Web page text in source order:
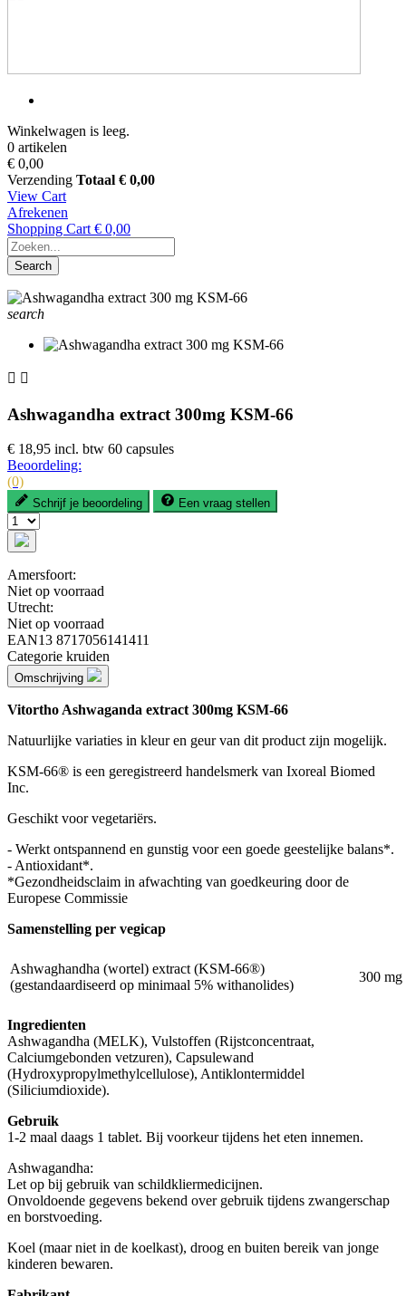
Winkelwagen is leeg.
0 artikelen
€ 0,00
Verzending Totaal € 0,00
View Cart
Afrekenen
Shopping Cart € 0,00
Search
search
 
Ashwagandha extract 300mg KSM-66
€ 18,95 incl. btw 60 capsules
Beoordeling:
(0)
Schrijf je beoordeling Een vraag stellen
Amersfoort:
Niet op voorraad
Utrecht:
Niet op voorraad
EAN13 8717056141411
Categorie kruiden
Omschrijving
Vitortho Ashwaganda extract 300mg KSM-66
Natuurlijke variaties in kleur en geur van dit product zijn mogelijk.
KSM-66® is een geregistreerd handelsmerk van Ixoreal Biomed
Inc.
Geschikt voor vegetariërs.
- Werkt ontspannend en gunstig voor een goede geestelijke balans*.
- Antioxidant*.
*Gezondheidsclaim in afwachting van goedkeuring door de
Europese Commissie
Samenstelling per vegicap
Ashwaghandha (wortel) extract (KSM-66®)
(gestandaardiseerd op minimaal 5% withanolides)
300 mg
Ingredienten
Ashwagandha (MELK), Vulstoffen (Rijstconcentraat,
Calciumgebonden vetzuren), Capsulewand
(Hydroxypropylmethylcellulose), Antiklontermiddel
(Siliciumdioxide).
Gebruik
1-2 maal daags 1 tablet. Bij voorkeur tijdens het eten innemen.
Ashwagandha:
Let op bij gebruik van schildkliermedicijnen.
Onvoldoende gegevens bekend over gebruik tijdens zwangerschap
en borstvoeding.
Koel (maar niet in de koelkast), droog en buiten bereik van jonge
kinderen bewaren.